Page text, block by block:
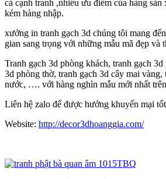
cả cạnh tranh ,nhiều ưu điểm của hàng
kém hàng nhập.
xưởng in tranh gạch 3d chúng tôi mang
gian sang trọng với những mẫu mã đẹp và
Tranh gạch 3d phòng khách, tranh gạch
3d phòng thờ, tranh gạch 3d cây mai vàng,
nước, …. với hàng nghìn mẫu mới nhất
Liên hệ zalo để được hưởng khuyến mại
Website: http://decor3dhoanggia.com/